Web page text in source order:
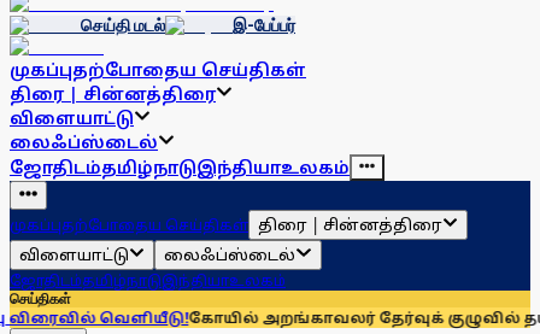
செய்தி மடல் இ-பேப்பர்
முகப்புதற்போதைய செய்திகள்
திரை | சின்னத்திரை
விளையாட்டு
லைஃப்ஸ்டைல்
ஜோதிடம்தமிழ்நாடுஇந்தியாஉலகம்
முகப்புதற்போதைய செய்திகள் திரை | சின்னத்திரை
விளையாட்டு
லைஃப்ஸ்டைல்
ஜோதிடம்தமிழ்நாடுஇந்தியாஉலகம்
செய்திகள்
கோயில் அறங்காவலர் தேர்வுக் குழுவில் தயாரிப்பாளர்